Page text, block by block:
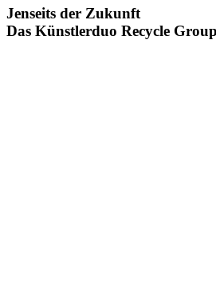
Jenseits der Zukunft
Das Künstlerduo Recycle Group